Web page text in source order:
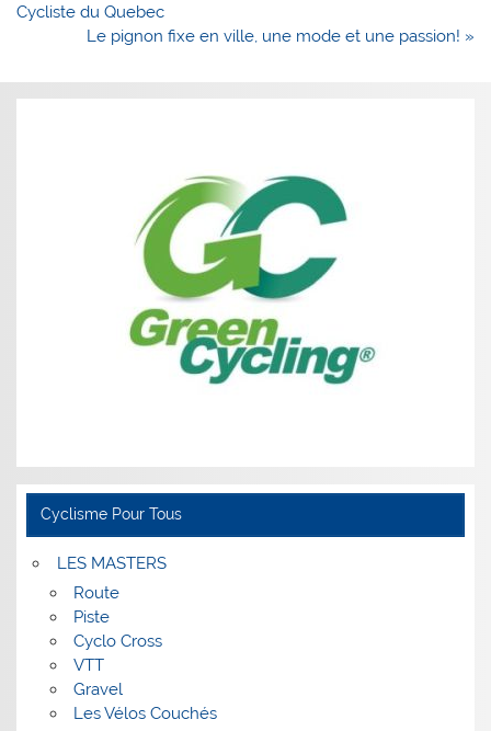
de
Cycliste du Quebec
Le pignon fixe en ville, une mode et une passion! »
Cyclisme Pour Tous
LES MASTERS
Route
Piste
Cyclo Cross
VTT
Gravel
Les Vélos Couchés